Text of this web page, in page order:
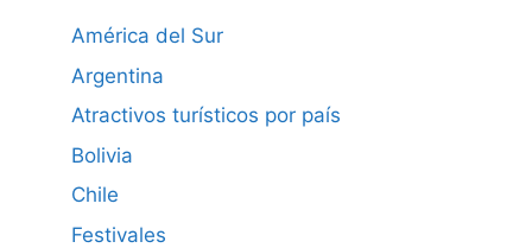
América del Sur
Argentina
Atractivos turísticos por país
Bolivia
Chile
Festivales